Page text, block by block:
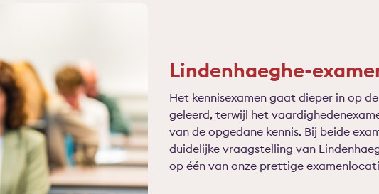
Lindenhaeghe-
Het kennisexamen gaat dieper in op
geleerd, terwijl het
van de opgedane kennis. Bij beide
duidelijke vraagstelling van
op één van onze prettige